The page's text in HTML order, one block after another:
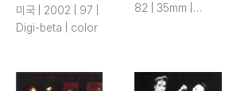
미국 | 2002 | 97 |
Digi-beta | color
82 | 35mm |